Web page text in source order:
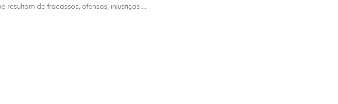
resultam de fracassos, ofensas, injustiças …